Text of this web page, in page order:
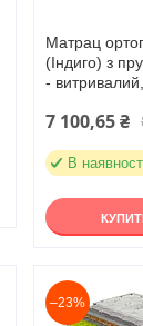
Матрац
(Індиго) з
-
7 100,65 ₴
В
–23%